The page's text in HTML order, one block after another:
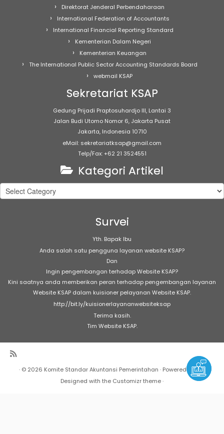
Direktorat Jenderal Perbendaharaan
International Federation of Accountants
International Financial Reporting Standard
Kementerian Dalam Negeri
Kementerian Keuangan
The International Public Sector Accounting Standards Board
webmail KSAP
Sekretariat KSAP
Gedung Prijadi Praptosuhardjo III, Lantai 3
Jalan Budi Utomo Nomor 6, Jakarta Pusat
Jakarta, Indonesia 10710
eMail: sekretariatksap@gmail.com
Telp/Fax: +62 21 3524551
Kategori Artikel
Kategori
Artikel
Survei
Yth. Bapak Ibu
Anda salah satu pengguna layanan website KSAP?
Dan
Ingin pengembangan terhadap Website KSAP?
Kini saatnya anda memberikan peran terhadap pengembangan layanan
Website KSAP dalam kuisioner pelayanan Website KSAP.
http://bit.ly/kuisionerlayananwebsiteksap
Terima kasih.
Tim Website KSAP.
· © 2026 Komite Standar Akuntansi Pemerintahan · Powered by
·
Designed with the Customizr theme·